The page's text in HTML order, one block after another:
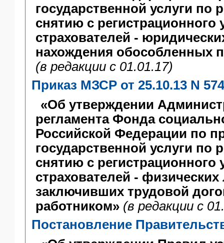
государственной услуги по
снятию с регистрационного
страхователей -
нахождения обособленных
(в редакции с 01.01.17)
Приказ МЗСР от 25.10.13 N
«Об утверждении
регламента Фонда
Российской Федерации по
государственной услуги по
снятию с регистрационного
страхователей - физических
заключивших трудовой
работником» (в редакции с
Постановление